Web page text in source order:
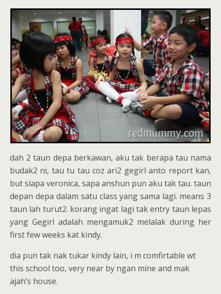
dah 2 taun depa berkawan, aku tak berapa tau nama
budak2 ni, tau tu tau coz ari2 gegirl anto report kan,
but siapa veronica, sapa anshun pun aku tak tau. taun
depan depa dalam satu class yang sama lagi. means 3
taun lah turut2. korang ingat lagi tak entry taun lepas
yang Gegirl adalah mengamuk2 melalak during her
first few weeks kat kindy.
dia pun tak nak tukar kindy lain, i m comfirtable wt
this school too, very near by ngan mine and mak
ajah’s house.